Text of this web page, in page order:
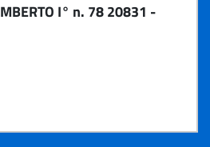
I° n. 78 20831 -